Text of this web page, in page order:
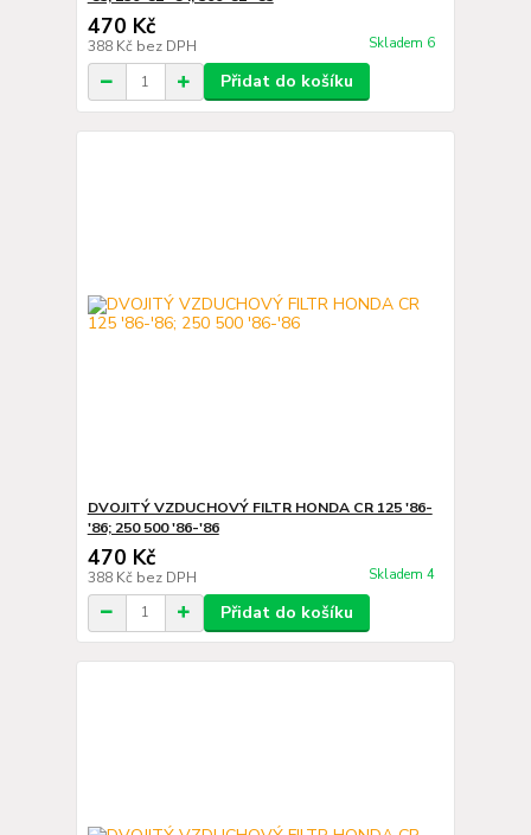
470 Kč
388 Kč bez DPH Skladem 6
Přidat do košíku
DVOJITÝ VZDUCHOVÝ FILTR HONDA CR 125 '86-
'86; 250 500 '86-'86
470 Kč
388 Kč bez DPH Skladem 4
Přidat do košíku